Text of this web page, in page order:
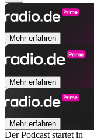
Mehr erfahren
Mehr erfahren
Mehr erfahren
Der Podcast startet in